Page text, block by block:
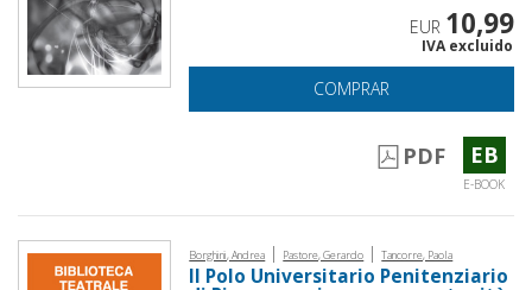
EUR 10,99
IVA excluido
COMPRAR
PDF EB
E-BOOK
Borghini, Andrea | Pastore, Gerardo | Tancorre, Paola
Il Polo Universitario Penitenziario